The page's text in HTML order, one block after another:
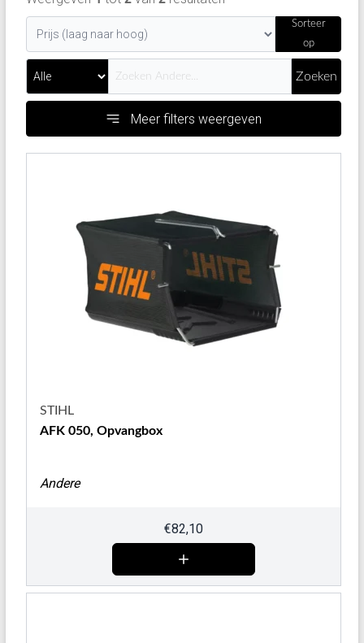
Sorteer
op
Zoeken
Meer filters weergeven
STIHL
AFK 050, Opvangbox
Andere
€82,10